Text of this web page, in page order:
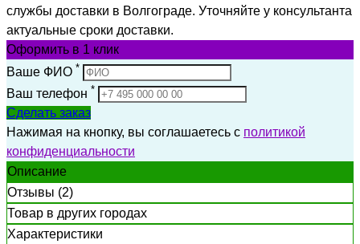
службы доставки в Волгограде. Уточняйте у консультанта
актуальные сроки доставки.
Оформить в 1 клик
Ваше ФИО *
Ваш телефон *
Сделать заказ
Нажимая на кнопку, вы соглашаетесь с политикой
конфиденциальности
Описание
Отзывы (2)
Товар в других городах
Характеристики